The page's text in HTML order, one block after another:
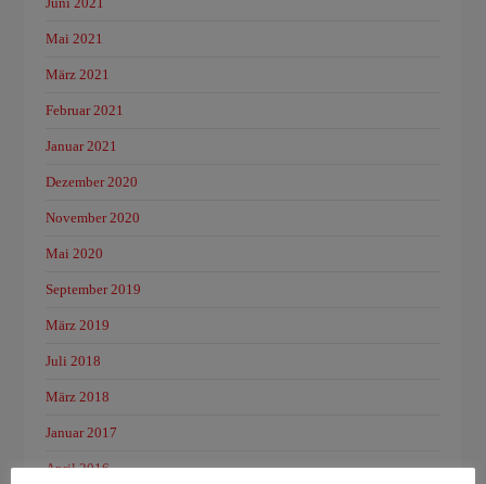
Mai 2021
März 2021
Februar 2021
Januar 2021
Dezember 2020
November 2020
Mai 2020
September 2019
März 2019
Juli 2018
März 2018
Januar 2017
April 2016